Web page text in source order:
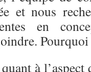
et nous
en
à